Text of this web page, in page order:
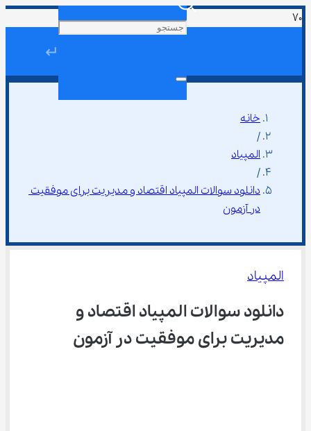
↵
خانه
/
المپیاد
/
دانلود سوالات المپیاد اقتصاد و مدیریت برای موفقیت
در آزمون
المپیاد
دانلود سوالات المپیاد اقتصاد و
مدیریت برای موفقیت در آزمون